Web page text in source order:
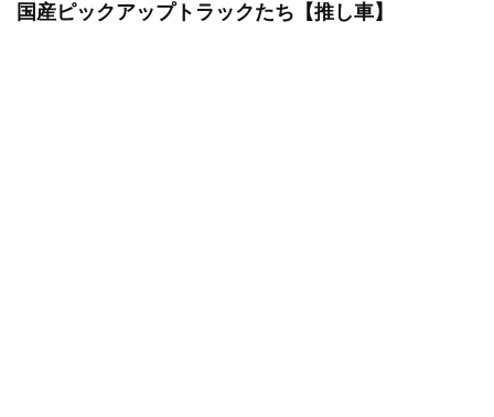
国産ピックアップトラックたち【推し車】